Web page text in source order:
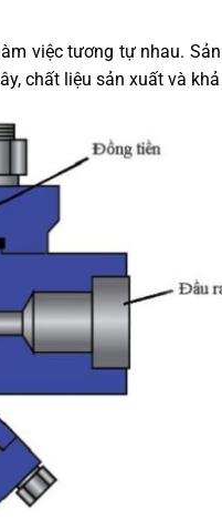
việc tương tự nhau.
chất liệu sản xuất và